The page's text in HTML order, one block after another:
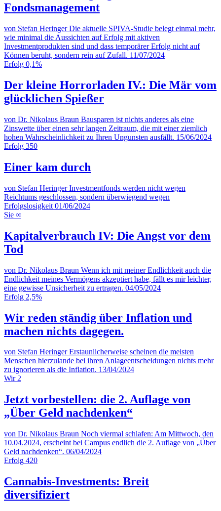
Fondsmanagement
von Stefan Heringer Die aktuelle SPIVA-Studie belegt einmal mehr,
wie minimal die Aussichten auf Erfolg mit aktiven
Investmentprodukten sind und dass temporärer Erfolg nicht auf
Können beruht, sondern rein auf Zufall. 11/07/2024
Erfolg 0,1%
Der kleine Horrorladen IV.: Die Mär vom
glücklichen Spießer
von Dr. Nikolaus Braun Bausparen ist nichts anderes als eine
Zinswette über einen sehr langen Zeitraum, die mit einer ziemlich
hohen Wahrscheinlichkeit zu Ihren Ungunsten ausfällt. 15/06/2024
Erfolg 350
Einer kam durch
von Stefan Heringer Investmentfonds werden nicht wegen
Reichtums geschlossen, sondern überwiegend wegen
Erfolgslosigkeit 01/06/2024
Sie ∞
Kapitalverbrauch IV: Die Angst vor dem
Tod
von Dr. Nikolaus Braun Wenn ich mit meiner Endlichkeit auch die
Endlichkeit meines Vermögens akzeptiert habe, fällt es mir leichter,
eine gewisse Unsicherheit zu ertragen. 04/05/2024
Erfolg 2,5%
Wir reden ständig über Inflation und
machen nichts dagegen.
von Stefan Heringer Erstaunlicherweise scheinen die meisten
Menschen hierzulande bei ihren Anlageentscheidungen nichts mehr
zu ignorieren als die Inflation. 13/04/2024
Wir 2
Jetzt vorbestellen: die 2. Auflage von
„Über Geld nachdenken“
von Dr. Nikolaus Braun Noch viermal schlafen: Am Mittwoch, den
10.04.2024, erscheint bei Campus endlich die 2. Auflage von „Über
Geld nachdenken“. 06/04/2024
Erfolg 420
Cannabis-Investments: Breit
diversifiziert